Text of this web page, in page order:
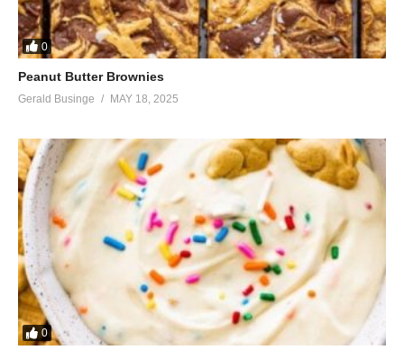
0
Peanut Butter Brownies
Gerald Businge MAY 18, 2025
0